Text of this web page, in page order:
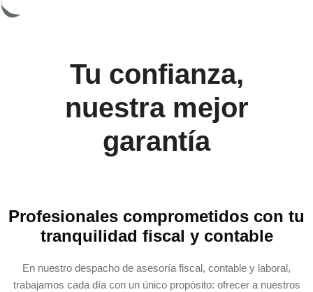
Tu confianza,
nuestra mejor
garantía
Profesionales comprometidos con tu
tranquilidad fiscal y contable
En nuestro despacho de asesoría fiscal, contable y laboral,
trabajamos cada día con un único propósito: ofrecer a nuestros